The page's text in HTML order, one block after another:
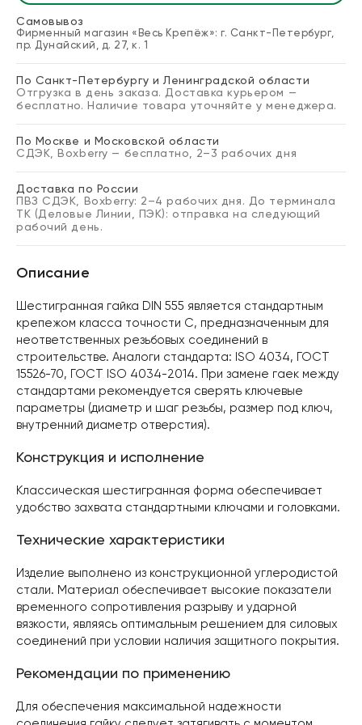
Блог
Самовывоз
Фирменный магазин «Весь Крепёж»: г. Санкт-Петербург,
пр. Дунайский, д. 27, к. 1
По Санкт-Петербургу и Ленинградской области
Отгрузка в день заказа. Доставка курьером —
бесплатно. Наличие товара уточняйте у менеджера.
По Москве и Московской области
СДЭК, Boxberry — бесплатно, 2–3 рабочих дня
Доставка по России
ПВЗ СДЭК, Boxberry: 2–4 рабочих дня. До терминала
ТК (Деловые Линии, ПЭК): отправка на следующий
рабочий день.
Описание
Шестигранная гайка DIN 555 является стандартным
крепежом класса точности С, предназначенным для
неответственных резьбовых соединений в
строительстве. Аналоги стандарта: ISO 4034, ГОСТ
15526-70, ГОСТ ISO 4034-2014. При замене гаек между
стандартами рекомендуется сверять ключевые
параметры (диаметр и шаг резьбы, размер под ключ,
внутренний диаметр отверстия).
Конструкция и исполнение
Классическая шестигранная форма обеспечивает
удобство захвата стандартными ключами и головками.
Технические характеристики
Изделие выполнено из конструкционной углеродистой
стали. Материал обеспечивает высокие показатели
временного сопротивления разрыву и ударной
вязкости, являясь оптимальным решением для силовых
соединений при условии наличия защитного покрытия.
Рекомендации по применению
Для обеспечения максимальной надежности